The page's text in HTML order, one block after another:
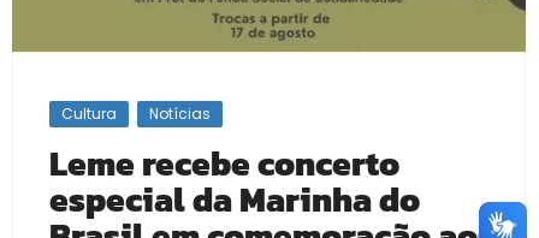
Cultura Notícias
Leme recebe concerto
especial da Marinha do